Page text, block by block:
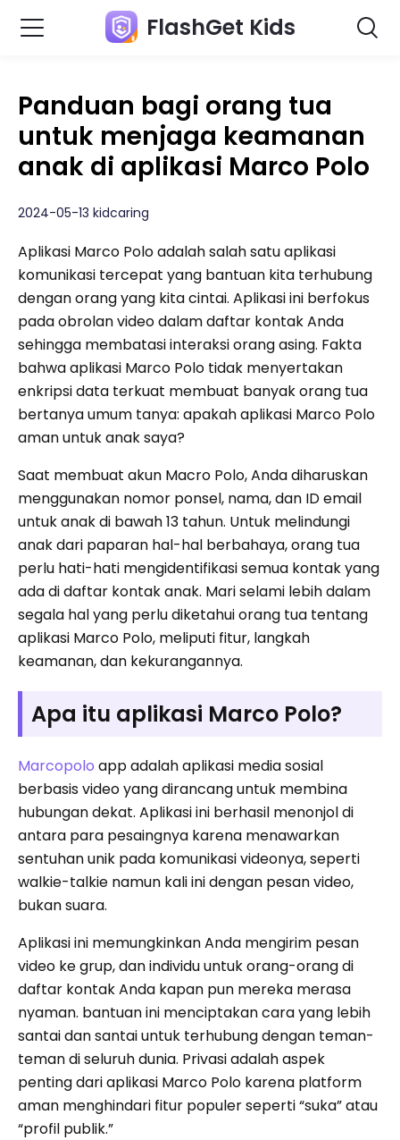
FlashGet Kids
Panduan bagi orang tua
untuk menjaga keamanan
anak di aplikasi Marco Polo
2024-05-13 kidcaring
Aplikasi Marco Polo adalah salah satu aplikasi
komunikasi tercepat yang bantuan kita terhubung
dengan orang yang kita cintai. Aplikasi ini berfokus
pada obrolan video dalam daftar kontak Anda
sehingga membatasi interaksi orang asing. Fakta
bahwa aplikasi Marco Polo tidak menyertakan
enkripsi data terkuat membuat banyak orang tua
bertanya umum tanya: apakah aplikasi Marco Polo
aman untuk anak saya?
Saat membuat akun Macro Polo, Anda diharuskan
menggunakan nomor ponsel, nama, dan ID email
untuk anak di bawah 13 tahun. Untuk melindungi
anak dari paparan hal-hal berbahaya, orang tua
perlu hati-hati mengidentifikasi semua kontak yang
ada di daftar kontak anak. Mari selami lebih dalam
segala hal yang perlu diketahui orang tua tentang
aplikasi Marco Polo, meliputi fitur, langkah
keamanan, dan kekurangannya.
Apa itu aplikasi Marco Polo?
Marcopolo app adalah aplikasi media sosial
berbasis video yang dirancang untuk membina
hubungan dekat. Aplikasi ini berhasil menonjol di
antara para pesaingnya karena menawarkan
sentuhan unik pada komunikasi videonya, seperti
walkie-talkie namun kali ini dengan pesan video,
bukan suara.
Aplikasi ini memungkinkan Anda mengirim pesan
video ke grup, dan individu untuk orang-orang di
daftar kontak Anda kapan pun mereka merasa
nyaman. bantuan ini menciptakan cara yang lebih
santai dan santai untuk terhubung dengan teman-
teman di seluruh dunia. Privasi adalah aspek
penting dari aplikasi Marco Polo karena platform
aman menghindari fitur populer seperti “suka” atau
“profil publik.”